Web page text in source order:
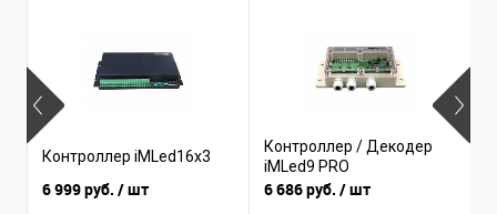
Контроллер iMLed16x3
6 999 руб. / шт
Контроллер / Декодер
iMLed9 PRO
6 686 руб. / шт